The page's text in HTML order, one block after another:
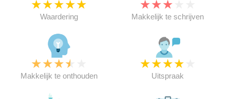
★★★★★
Waardering
★★★
Makkelijk te schrijven
★★★★
Makkelijk te onthouden
★★★★
Uitspraak